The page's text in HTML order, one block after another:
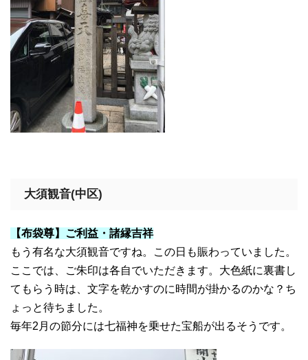
大須観音(中区)
【布袋尊】ご利益・諸縁吉祥
もう有名な大須観音ですね。この日も賑わっていました。
ここでは、ご朱印は各自でいただきます。大色紙に裏書し
てもらう時は、文字を乾かすのに時間が掛かるのかな？ち
ょっと待ちました。
毎年2月の節分には七福神を乗せた宝船が出るそうです。